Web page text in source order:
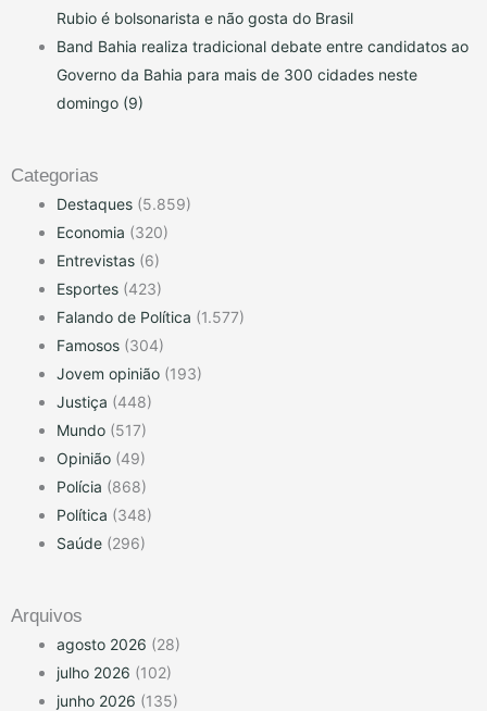
Rubio é bolsonarista e não gosta do Brasil
Band Bahia realiza tradicional debate entre candidatos ao
Governo da Bahia para mais de 300 cidades neste
domingo (9)
Categorias
Destaques (5.859)
Economia (320)
Entrevistas (6)
Esportes (423)
Falando de Política (1.577)
Famosos (304)
Jovem opinião (193)
Justiça (448)
Mundo (517)
Opinião (49)
Polícia (868)
Política (348)
Saúde (296)
Arquivos
agosto 2026 (28)
julho 2026 (102)
junho 2026 (135)